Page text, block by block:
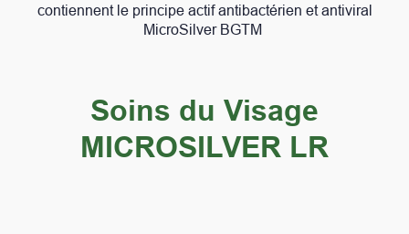
contiennent le principe actif antibactérien et antiviral
MicroSilver BGTM
Soins du Visage
MICROSILVER LR